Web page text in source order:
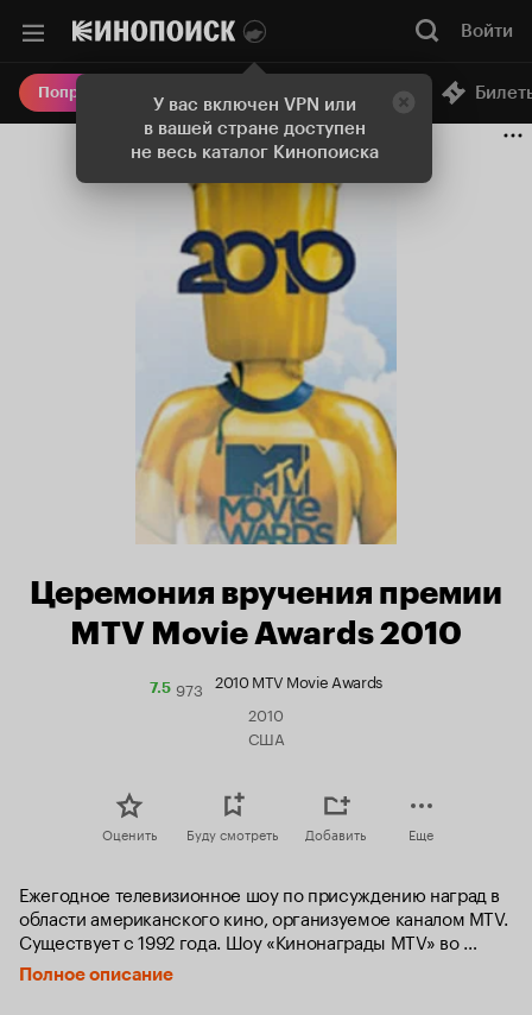
У вас включен VPN или
в вашей стране доступен
не весь каталог Кинопоиска
Войти
Попробовать Плюс Онлайн-кинотеатр
Церемония вручения премии
MTV Movie Awards 2010
7.5Рейтинг
Кинопоиска
973 2010 MTV Movie Awards
2010
США
Оценить Буду смотреть Добавить Еще
Ежегодное телевизионное шоу по присуждению наград в
области американского кино, организуемое каналом MTV.
Существует с 1992 года. Шоу «Кинонаграды MTV» во
многом пародирует оскаровскую церемонию, в
частности, снимаются специальные ролики-пародии на
Полное описание